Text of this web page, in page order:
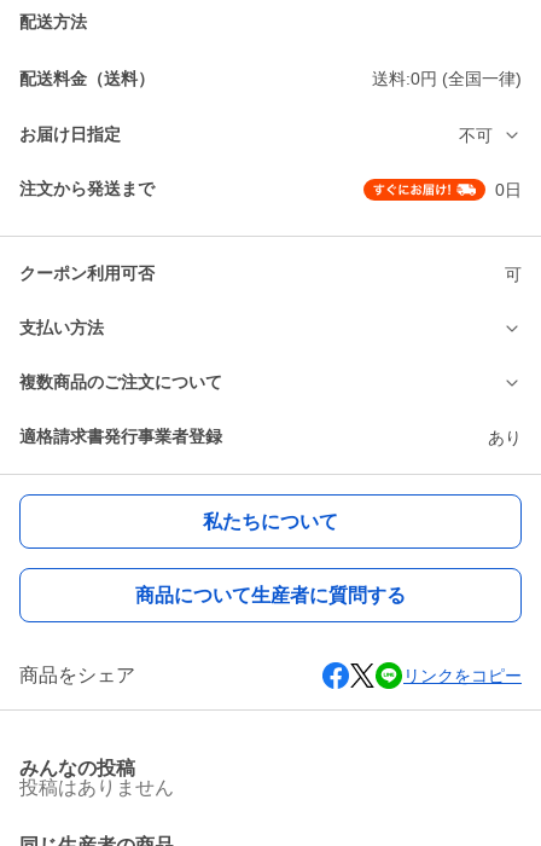
配送方法
配送料金（送料） 送料:0円 (全国一律)
お届け日指定 不可
注文から発送まで 0日
クーポン利用可否 可
支払い方法
複数商品のご注文について
適格請求書発行事業者登録 あり
私たちについて
商品について生産者に質問する
商品をシェア リンクをコピー
みんなの投稿
投稿はありません